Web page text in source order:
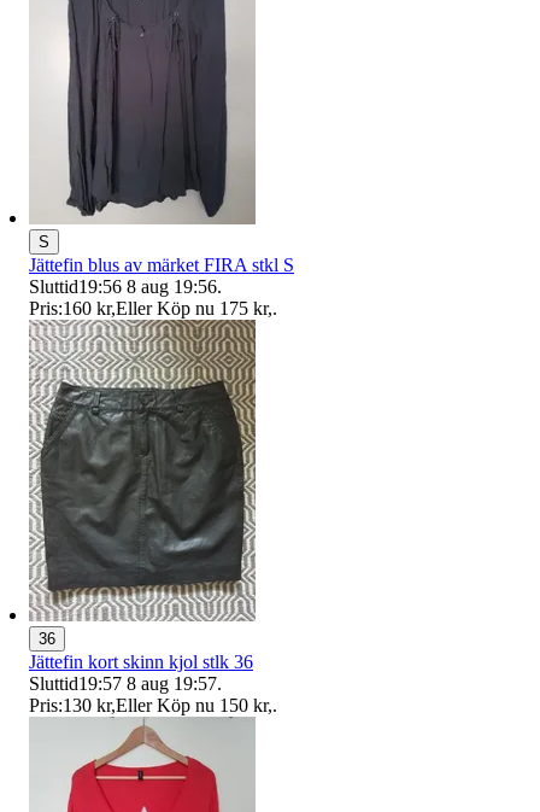
S
Jättefin blus av märket FIRA stkl S
Sluttid19:56 8 aug 19:56.
Pris:160 kr,Eller Köp nu 175 kr,.
36
Jättefin kort skinn kjol stlk 36
Sluttid19:57 8 aug 19:57.
Pris:130 kr,Eller Köp nu 150 kr,.